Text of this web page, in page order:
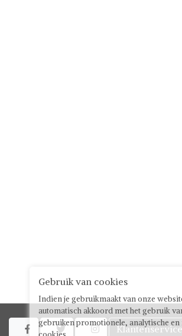
   Klantenservice
Gebruik van cookies
Indien je gebruikmaakt van onze
automatisch akkoord met het gebruik
gebruiken promotionele, analytische en